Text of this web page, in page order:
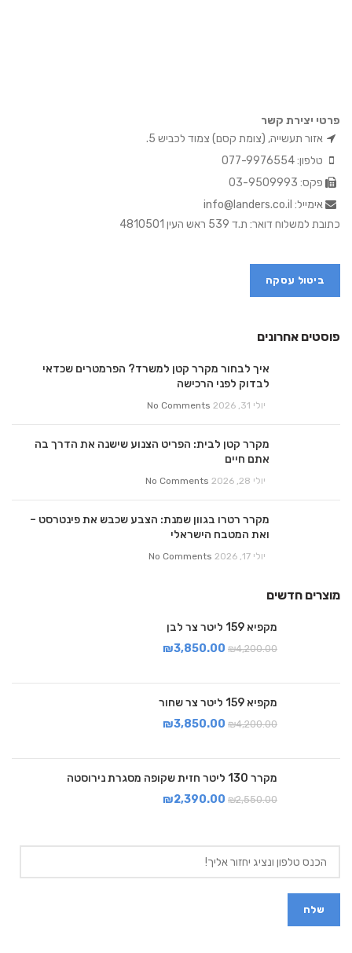
פרטי יצירת קשר
אזור תעשייה, (צומת קסם) צמוד לכביש 5.
טלפון: 077-9976554
פקס: 03-9509993
אימייל: info@landers.co.il
כתובת למשלוח דואר: ת.ד 539 ראש העין 4810501
ביטול עסקה
פוסטים אחרונים
איך לבחור מקרר קטן למשרד? הפרמטרים שכדאי
לבדוק לפני הרכישה
יולי 31, 2026 No Comments
מקרר קטן לבית: הפריט הצנוע שישנה את הדרך בה
אתם חיים
יולי 28, 2026 No Comments
מקרר רטרו בגוון שמנת: הצבע שכבש את פינטרסט –
ואת המטבח הישראלי
יולי 17, 2026 No Comments
מוצרים חדשים
מקפיא 159 ליטר צר לבן
₪4,200.00
₪3,850.00
מקפיא 159 ליטר צר שחור
₪4,200.00
₪3,850.00
מקרר 130 ליטר חזית שקופה מסגרת נירוסטה
₪2,550.00
₪2,390.00